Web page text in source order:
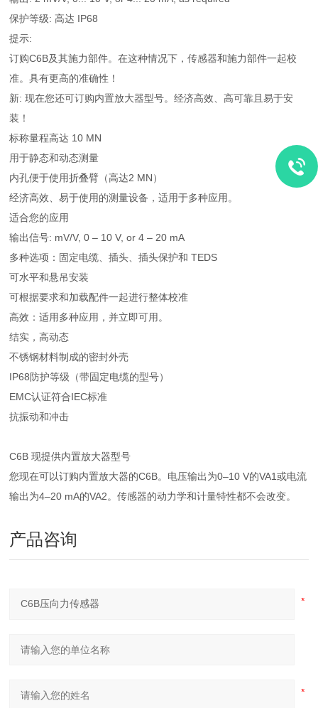
保护等级: 高达 IP68
提示:
订购C6B及其施力部件。在这种情况下，传感器和施力部件一起校
准。具有更高的准确性！
新: 现在您还可订购内置放大器型号。经济高效、高可靠且易于安
装！
标称量程高达 10 MN
用于静态和动态测量
内孔便于使用折叠臂（高达2 MN）
经济高效、易于使用的测量设备，适用于多种应用。
适合您的应用
输出信号: mV/V, 0 – 10 V, or 4 – 20 mA
多种选项：固定电缆、插头、插头保护和 TEDS
可水平和悬吊安装
可根据要求和加载配件一起进行整体校准
高效：适用多种应用，并立即可用。
结实，高动态
不锈钢材料制成的密封外壳
IP68防护等级（带固定电缆的型号）
EMC认证符合IEC标准
抗振动和冲击
C6B 现提供内置放大器型号
您现在可以订购内置放大器的C6B。电压输出为0–10 V的VA1或电流
输出为4–20 mA的VA2。传感器的动力学和计量特性都不会改变。
产品咨询